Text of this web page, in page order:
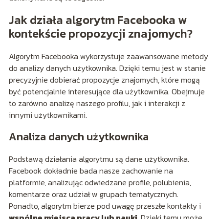
Jak działa algorytm Facebooka w
kontekście propozycji znajomych?
Algorytm Facebooka wykorzystuje zaawansowane metody
do analizy danych użytkownika. Dzięki temu jest w stanie
precyzyjnie dobierać propozycje znajomych, które mogą
być potencjalnie interesujące dla użytkownika. Obejmuje
to zarówno analizę naszego profilu, jak i interakcji z
innymi użytkownikami.
Analiza danych użytkownika
Podstawą działania algorytmu są dane użytkownika.
Facebook dokładnie bada nasze zachowanie na
platformie, analizując odwiedzane profile, polubienia,
komentarze oraz udział w grupach tematycznych.
Ponadto, algorytm bierze pod uwagę przeszłe kontakty i